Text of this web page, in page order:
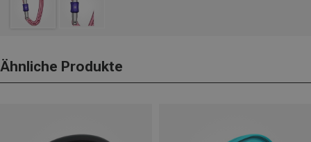
Ähnliche Produkte